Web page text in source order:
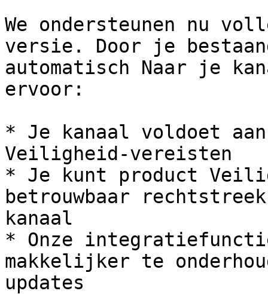
We ondersteunen nu
versie. Door je
automatisch Naar je
ervoor:
* Je kanaal voldoet
Veiligheid-vereisten
* Je kunt product
betrouwbaar
kanaal
* Onze
makkelijker te
updates